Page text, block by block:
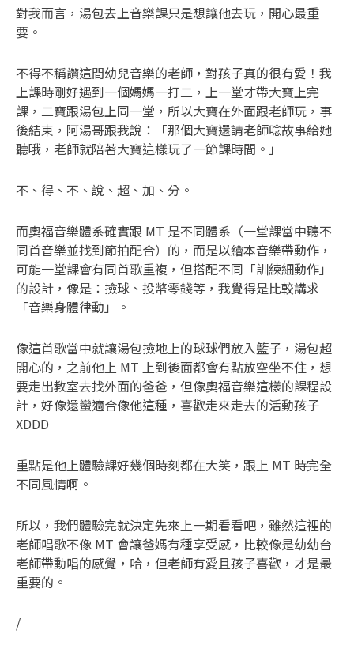
對我而言，湯包去上音樂課只是想讓他去玩，開心最重
要。
不得不稱讚這間幼兒音樂的老師，對孩子真的很有愛！我
上課時剛好遇到一個媽媽一打二，上一堂才帶大寶上完
課，二寶跟湯包上同一堂，所以大寶在外面跟老師玩，事
後結束，阿湯哥跟我說：「那個大寶還請老師唸故事給她
聽哦，老師就陪著大寶這樣玩了一節課時間。」
不、得、不、說、超、加、分。
而奧福音樂體系確實跟 MT 是不同體系（一堂課當中聽不
同首音樂並找到節拍配合）的，而是以繪本音樂帶動作，
可能一堂課會有同首歌重複，但搭配不同「訓練細動作」
的設計，像是：撿球、投幣零錢等，我覺得是比較講求
「音樂身體律動」。
像這首歌當中就讓湯包撿地上的球球們放入籃子，湯包超
開心的，之前他上 MT 上到後面都會有點放空坐不住，想
要走出教室去找外面的爸爸，但像奧福音樂這樣的課程設
計，好像還蠻適合像他這種，喜歡走來走去的活動孩子
XDDD
重點是他上體驗課好幾個時刻都在大笑，跟上 MT 時完全
不同風情啊。
所以，我們體驗完就決定先來上一期看看吧，雖然這裡的
老師唱歌不像 MT 會讓爸媽有種享受感，比較像是幼幼台
老師帶動唱的感覺，哈，但老師有愛且孩子喜歡，才是最
重要的。
/